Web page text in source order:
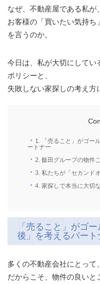
なぜ、不動産屋である私が、
お客様の「買いたい気持ち
を言うのか。
今日は、私が大切にしてい
ポリシーと、
失敗しない家探しの考え方
1. 「売ること」がゴー
ートナー
2. 飯田グループの物件
3. 私たちが「セカンド
4. 家探しで本当に大切
「売ること」がゴ
後」を考えるパート
多くの不動産会社にとって
だからこそ、物件の良いと